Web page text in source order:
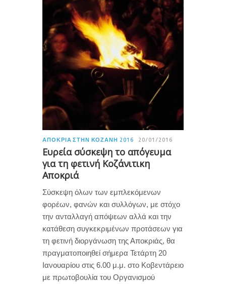
ΑΠΟΚΡΙΆ ΣΤΗΝ ΚΟΖΆΝΗ 2016 20/01/2016
Ευρεία σύσκεψη το απόγευμα
για τη φετινή Κοζάνιτικη
Αποκριά
Σύσκεψη όλων των εμπλεκόμενων
φορέων, φανών και συλλόγων, με στόχο
την ανταλλαγή απόψεων αλλά και την
κατάθεση συγκεκριμένων προτάσεων για
τη φετινή διοργάνωση της Αποκριάς, θα
πραγματοποιηθεί σήμερα Τετάρτη 20
Ιανουαρίου στις 6.00 μ.μ. στο Κοβεντάρειο
με πρωτοβουλία του Οργανισμού